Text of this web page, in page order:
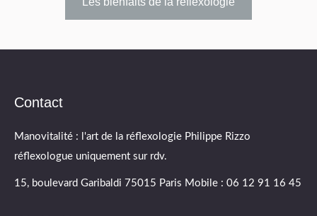
Contact
Manovitalité : l'art de la réflexologie Philippe Rizzo
réflexologue uniquement sur rdv.
15, boulevard Garibaldi 75015 Paris Mobile : 06 12 91 16 45